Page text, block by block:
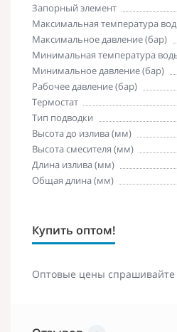
Запорный элемент
Максимальная температура
Максимальное давление (бар)
Минимальная температура
Минимальное давление (бар)
Рабочее давление (бар)
Термостат
Тип подводки
Высота до излива (мм)
Высота смесителя (мм)
Длина излива (мм)
Общая длина (мм)
Купить оптом!
Оптовые цены